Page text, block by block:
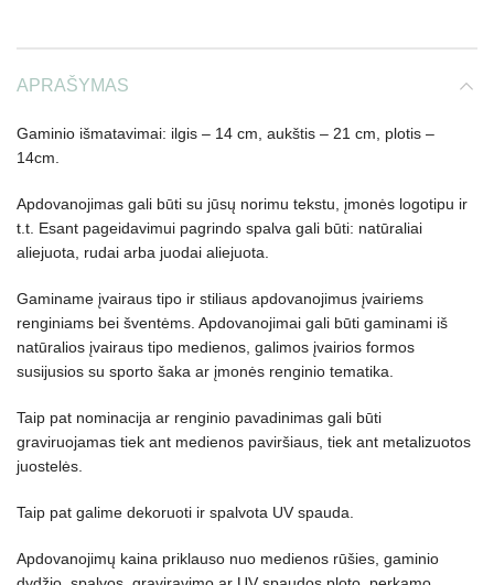
APRAŠYMAS
Gaminio išmatavimai: ilgis – 14 cm, aukštis – 21 cm, plotis –
14cm.
Apdovanojimas gali būti su jūsų norimu tekstu, įmonės logotipu ir
t.t. Esant pageidavimui pagrindo spalva gali būti: natūraliai
aliejuota, rudai arba juodai aliejuota.
Gaminame įvairaus tipo ir stiliaus apdovanojimus įvairiems
renginiams bei šventėms. Apdovanojimai gali būti gaminami iš
natūralios įvairaus tipo medienos, galimos įvairios formos
susijusios su sporto šaka ar įmonės renginio tematika.
Taip pat nominacija ar renginio pavadinimas gali būti
graviruojamas tiek ant medienos paviršiaus, tiek ant metalizuotos
juostelės.
Taip pat galime dekoruoti ir spalvota UV spauda.
Apdovanojimų kaina priklauso nuo medienos rūšies, gaminio